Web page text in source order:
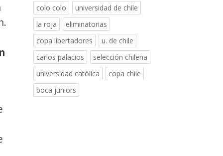
colo colo
universidad de chile
la roja
eliminatorias
copa libertadores
u. de chile
carlos palacios
selección chilena
universidad católica
copa chile
boca juniors